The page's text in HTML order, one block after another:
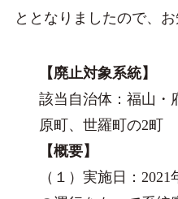
ととなりましたので、お
【廃止対象系統】
該当自治体：福山・
原町、世羅町の2町
【概要】
（１）実施日：